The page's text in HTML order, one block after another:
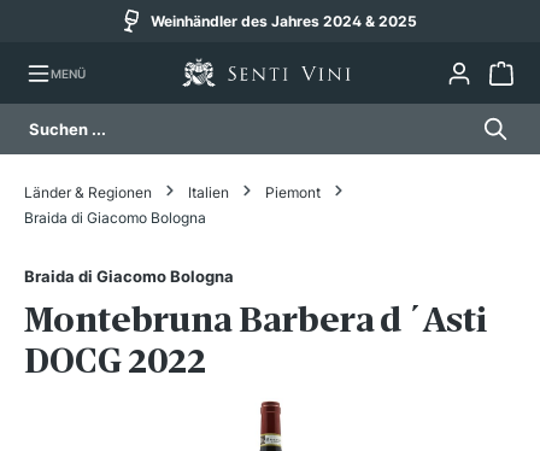
Weinhändler des Jahres 2024 & 2025
MENÜ
Bildergalerie überspringen
Länder & Regionen Italien
Piemont
Braida di Giacomo Bologna
Braida di Giacomo Bologna
Montebruna Barbera d´Asti
DOCG 2022